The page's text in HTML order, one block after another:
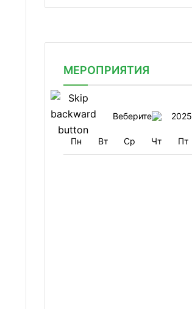
МЕРОПРИЯТИЯ
Веберите 2025
Пн Вт Ср Чт Пт